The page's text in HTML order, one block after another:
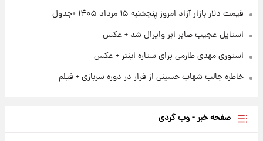
قیمت دلار بازار آزاد امروز پنجشنبه ۱۵ مرداد ۱۴۰۵ +جدول
استایل عجیب صابر ابر وایرال شد + عکس
استوری مهدی طارمی برای ستاره اینتر + عکس
خاطره جالب شهاب حسینی از فرار در دوره سربازی + فیلم
صفحه خبر - وب گردی